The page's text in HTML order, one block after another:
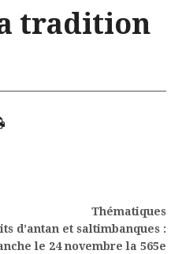
tradition
Thématiques
d’antan et saltimbanques :
le 24 novembre la 565e